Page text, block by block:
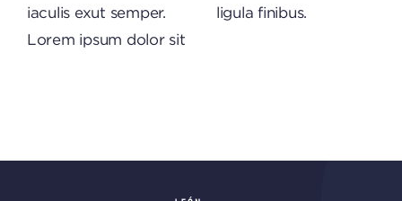
iaculis exut semper.
Lorem ipsum dolor sit
ligula finibus.